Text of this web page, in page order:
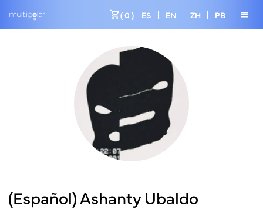
shopping_cart( 0 ) ES EN ZH PB menu
(Español) Ashanty Ubaldo